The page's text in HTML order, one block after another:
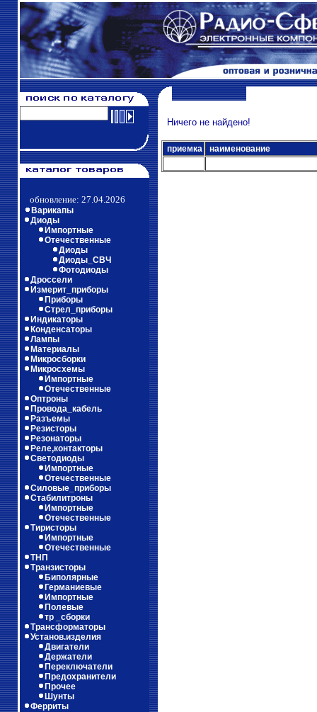
обновление: 27.04.2026
Варикапы
Диоды
Импортные
Отечественные
Диоды
Диоды_СВЧ
Фотодиоды
Дроссели
Измерит_приборы
Приборы
Стрел_приборы
Индикаторы
Конденсаторы
Лампы
Материалы
Микросборки
Микросхемы
Импортные
Отечественные
Оптроны
Провода_кабель
Разъемы
Резисторы
Резонаторы
Реле,контакторы
Светодиоды
Импортные
Отечественные
Силовые_приборы
Стабилитроны
Импортные
Отечественные
Тиристоры
Импортные
Отечественные
ТНП
Транзисторы
Биполярные
Германиевые
Импортные
Полевые
тр _сборки
Трансформаторы
Установ.изделия
Двигатели
Держатели
Переключатели
Предохранители
Прочее
Шунты
Ферриты
Ничего не найдено!
приемка наименование